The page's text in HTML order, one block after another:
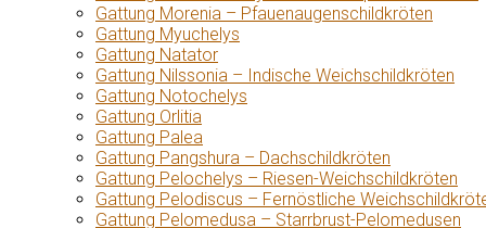
Gattung Morenia – Pfauenaugenschildkröten
Gattung Myuchelys
Gattung Natator
Gattung Nilssonia – Indische Weichschildkröten
Gattung Notochelys
Gattung Orlitia
Gattung Palea
Gattung Pangshura – Dachschildkröten
Gattung Pelochelys – Riesen-Weichschildkröten
Gattung Pelodiscus – Fernöstliche
Gattung Pelomedusa – Starrbrust-Pelomedusen